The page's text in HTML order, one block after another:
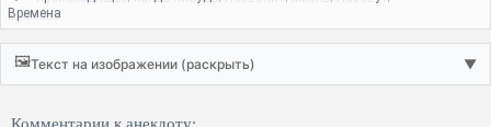
Времена
🖼️Текст на изображении (раскрыть) ▼